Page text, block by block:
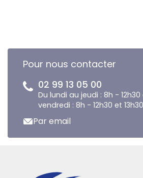
Pour nous contacter
02 99 13 05 00
Du lundi au jeudi : 8h - 12h30
vendredi : 8h - 12h30 et
Par email